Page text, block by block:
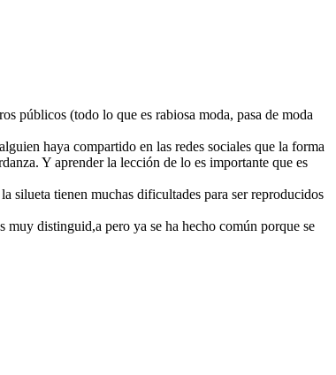
públicos (todo lo que es rabiosa moda, pasa de moda
haya compartido en las redes sociales que la forma
Y aprender la lección de lo es importante que es
silueta tienen muchas dificultades para ser reproducidos
distinguid,a pero ya se ha hecho común porque se